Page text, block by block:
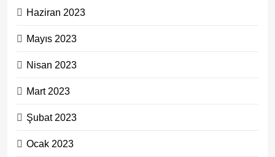
Haziran 2023
Mayıs 2023
Nisan 2023
Mart 2023
Şubat 2023
Ocak 2023